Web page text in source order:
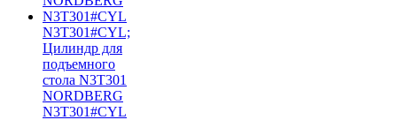
N3T301#CYL;
Цилиндр для
подъемного
стола N3T301
NORDBERG
N3T301#CYL